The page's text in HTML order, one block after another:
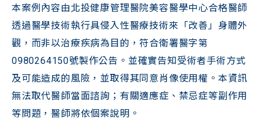
本案例內容由北投健康管理醫院美容醫學中心合格醫師
透過醫學技術執行具侵入性醫療技術來「改善」身體外
觀，而非以治療疾病為目的，符合衛署醫字第
0980264150號製作公告。並確實告知受術者手術方式
及可能造成的風險，並取得其同意肖像使用權。本資訊
無法取代醫師當面諮詢；有關適應症、禁忌症等副作用
等問題，醫師將依個案說明。